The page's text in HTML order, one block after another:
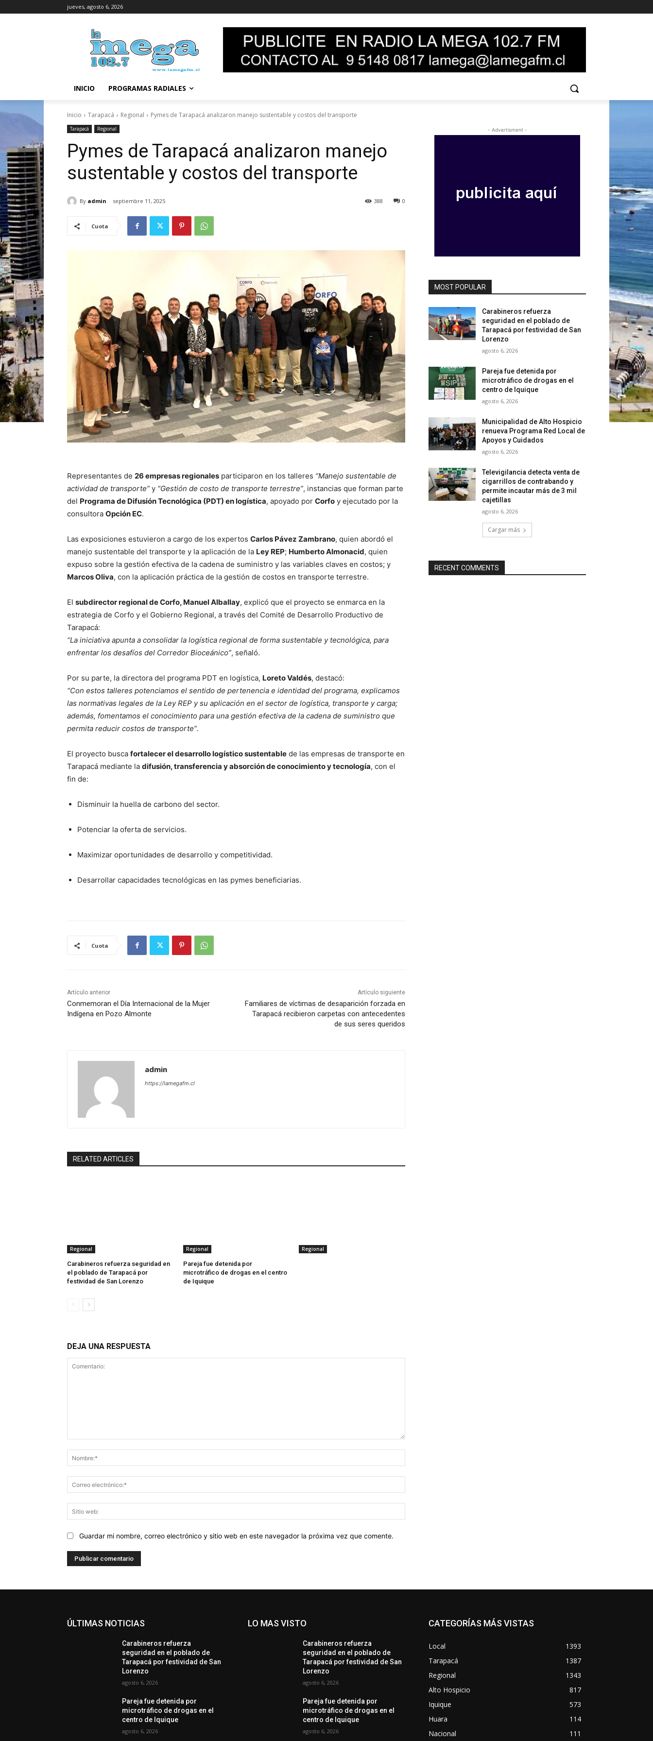
jueves, agosto 6, 2026
INICIO PROGRAMAS RADIALES
Inicio Tarapacá Regional Pymes de Tarapacá analizaron manejo sustentable y costos del transporte
Tarapacá Regional
Pymes de Tarapacá analizaron manejo
sustentable y costos del transporte
By admin septiembre 11, 2025 0
388
Cuota
Representantes de 26 empresas regionales participaron en los talleres “Manejo sustentable de
actividad de transporte” y “Gestión de costo de transporte terrestre”, instancias que forman parte
del Programa de Difusión Tecnológica (PDT) en logística, apoyado por Corfo y ejecutado por la
consultora Opción EC.
Las exposiciones estuvieron a cargo de los expertos Carlos Pávez Zambrano, quien abordó el
manejo sustentable del transporte y la aplicación de la Ley REP; Humberto Almonacid, quien
expuso sobre la gestión efectiva de la cadena de suministro y las variables claves en costos; y
Marcos Oliva, con la aplicación práctica de la gestión de costos en transporte terrestre.
El subdirector regional de Corfo, Manuel Alballay, explicó que el proyecto se enmarca en la
estrategia de Corfo y el Gobierno Regional, a través del Comité de Desarrollo Productivo de
Tarapacá:
“La iniciativa apunta a consolidar la logística regional de forma sustentable y tecnológica, para
enfrentar los desafíos del Corredor Bioceánico”, señaló.
Por su parte, la directora del programa PDT en logística, Loreto Valdés, destacó:
“Con estos talleres potenciamos el sentido de pertenencia e identidad del programa, explicamos
las normativas legales de la Ley REP y su aplicación en el sector de logística, transporte y carga;
además, fomentamos el conocimiento para una gestión efectiva de la cadena de suministro que
permita reducir costos de transporte”.
El proyecto busca fortalecer el desarrollo logístico sustentable de las empresas de transporte en
Tarapacá mediante la difusión, transferencia y absorción de conocimiento y tecnología, con el
fin de:
Disminuir la huella de carbono del sector.
Potenciar la oferta de servicios.
Maximizar oportunidades de desarrollo y competitividad.
Desarrollar capacidades tecnológicas en las pymes beneficiarias.
Cuota
Artículo anterior
Conmemoran el Día Internacional de la Mujer
Indígena en Pozo Almonte
Artículo siguiente
Familiares de víctimas de desaparición forzada en
Tarapacá recibieron carpetas con antecedentes
de sus seres queridos
admin
https://lamegafm.cl
RELATED ARTICLES
Regional
Carabineros refuerza seguridad en
el poblado de Tarapacá por
festividad de San Lorenzo
Regional
Pareja fue detenida por
microtráfico de drogas en el centro
de Iquique
Regional
DEJA UNA RESPUESTA
electrónico:*
web:
Guardar mi nombre, correo electrónico y sitio web en este navegador la próxima vez que comente.
- Advertisment -
MOST POPULAR
Carabineros refuerza
seguridad en el poblado de
Tarapacá por festividad de San
Lorenzo
agosto 6, 2026
Pareja fue detenida por
microtráfico de drogas en el
centro de Iquique
agosto 6, 2026
Municipalidad de Alto Hospicio
renueva Programa Red Local de
Apoyos y Cuidados
agosto 6, 2026
Televigilancia detecta venta de
cigarrillos de contrabando y
permite incautar más de 3 mil
cajetillas
agosto 6, 2026
Cargar más
RECENT COMMENTS
ÚLTIMAS NOTICIAS
Carabineros refuerza
seguridad en el poblado de
Tarapacá por festividad de San
Lorenzo
agosto 6, 2026
Pareja fue detenida por
microtráfico de drogas en el
centro de Iquique
agosto 6, 2026
LO MAS VISTO
Carabineros refuerza
seguridad en el poblado de
Tarapacá por festividad de San
Lorenzo
agosto 6, 2026
Pareja fue detenida por
microtráfico de drogas en el
centro de Iquique
agosto 6, 2026
CATEGORÍAS MÁS VISTAS
Local
1393
Tarapacá
1387
Regional
1343
Alto Hospicio
817
Iquique
573
Huara
114
Nacional
111